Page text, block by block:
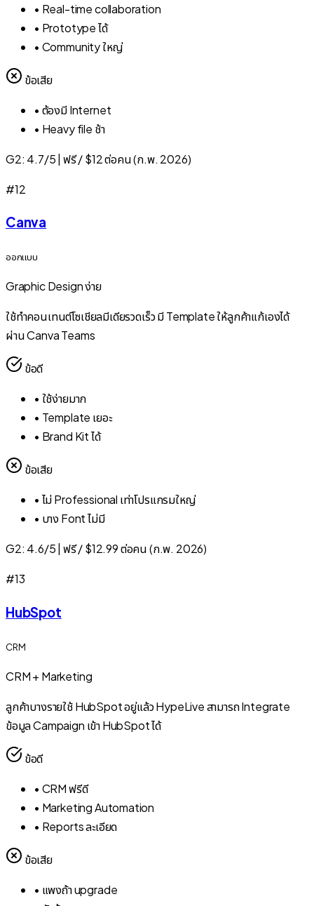
• Real-time collaboration
• Prototype ได้
• Community ใหญ่
ข้อเสีย
• ต้องมี Internet
• Heavy file ช้า
G2: 4.7/5| ฟรี / $12 ต่อคน (ก.พ. 2026)
#12
Canva
ออกแบบ
Graphic Design ง่าย
ใช้ทำคอนเทนต์โซเชียลมีเดียรวดเร็ว มี Template ให้ลูกค้าแก้เองได้
ผ่าน Canva Teams
ข้อดี
• ใช้ง่ายมาก
• Template เยอะ
• Brand Kit ได้
ข้อเสีย
• ไม่ Professional เท่าโปรแกรมใหญ่
• บาง Font ไม่มี
G2: 4.6/5 ฟรี / $12.99 ต่อคน (ก.พ. 2026)
#13
HubSpot
CRM
CRM + Marketing
ลูกค้าบางรายใช้ HubSpot อยู่แล้ว HypeLive สามารถ Integrate
ข้อมูล Campaign เข้า HubSpot ได้
ข้อดี
• CRM ฟรีดี
• Marketing Automation
• Reports ละเอียด
ข้อเสีย
• แพงถ้า upgrade